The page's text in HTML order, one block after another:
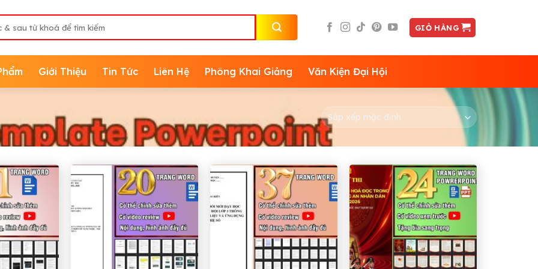
GIỎ HÀNG
Giới Thiệu Tin Tức Liên Hệ Phông Khai Giảng Văn Kiện Đại Hội